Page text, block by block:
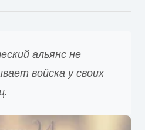
альянс не
войска у своих